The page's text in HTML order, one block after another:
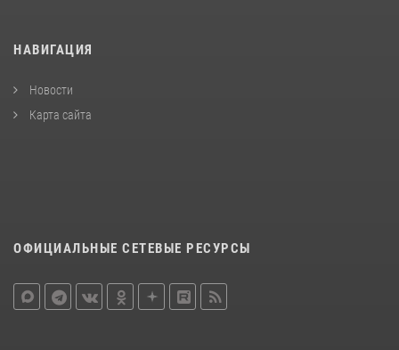
НАВИГАЦИЯ
Новости
Карта сайта
ОФИЦИАЛЬНЫЕ СЕТЕВЫЕ РЕСУРСЫ